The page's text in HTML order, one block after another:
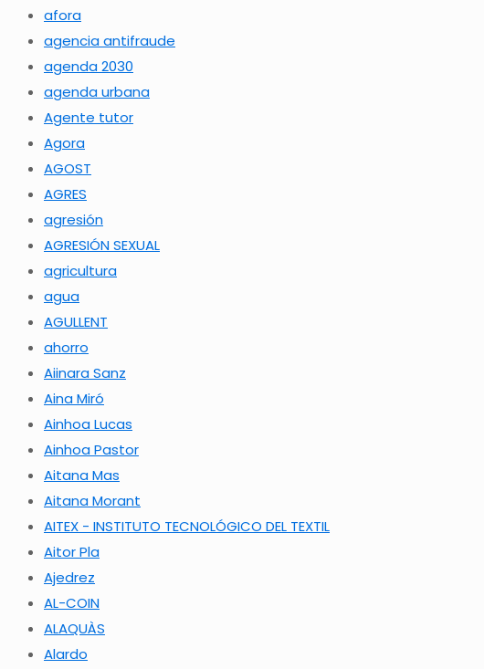
afora
agencia antifraude
agenda 2030
agenda urbana
Agente tutor
Agora
AGOST
AGRES
agresión
AGRESIÓN SEXUAL
agricultura
agua
AGULLENT
ahorro
Aiinara Sanz
Aina Miró
Ainhoa Lucas
Ainhoa Pastor
Aitana Mas
Aitana Morant
AITEX - INSTITUTO TECNOLÓGICO DEL TEXTIL
Aitor Pla
Ajedrez
AL-COIN
ALAQUÀS
Alardo